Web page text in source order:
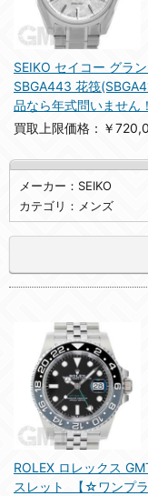
SEIKO セイコー グラ
SBGA443 花筏
品なら年式問いません
買取上限価格：￥
メーカー：SEIKO
カテゴリ：メンズ
ROLEX ロレックス
スレット 【☆ワンプ